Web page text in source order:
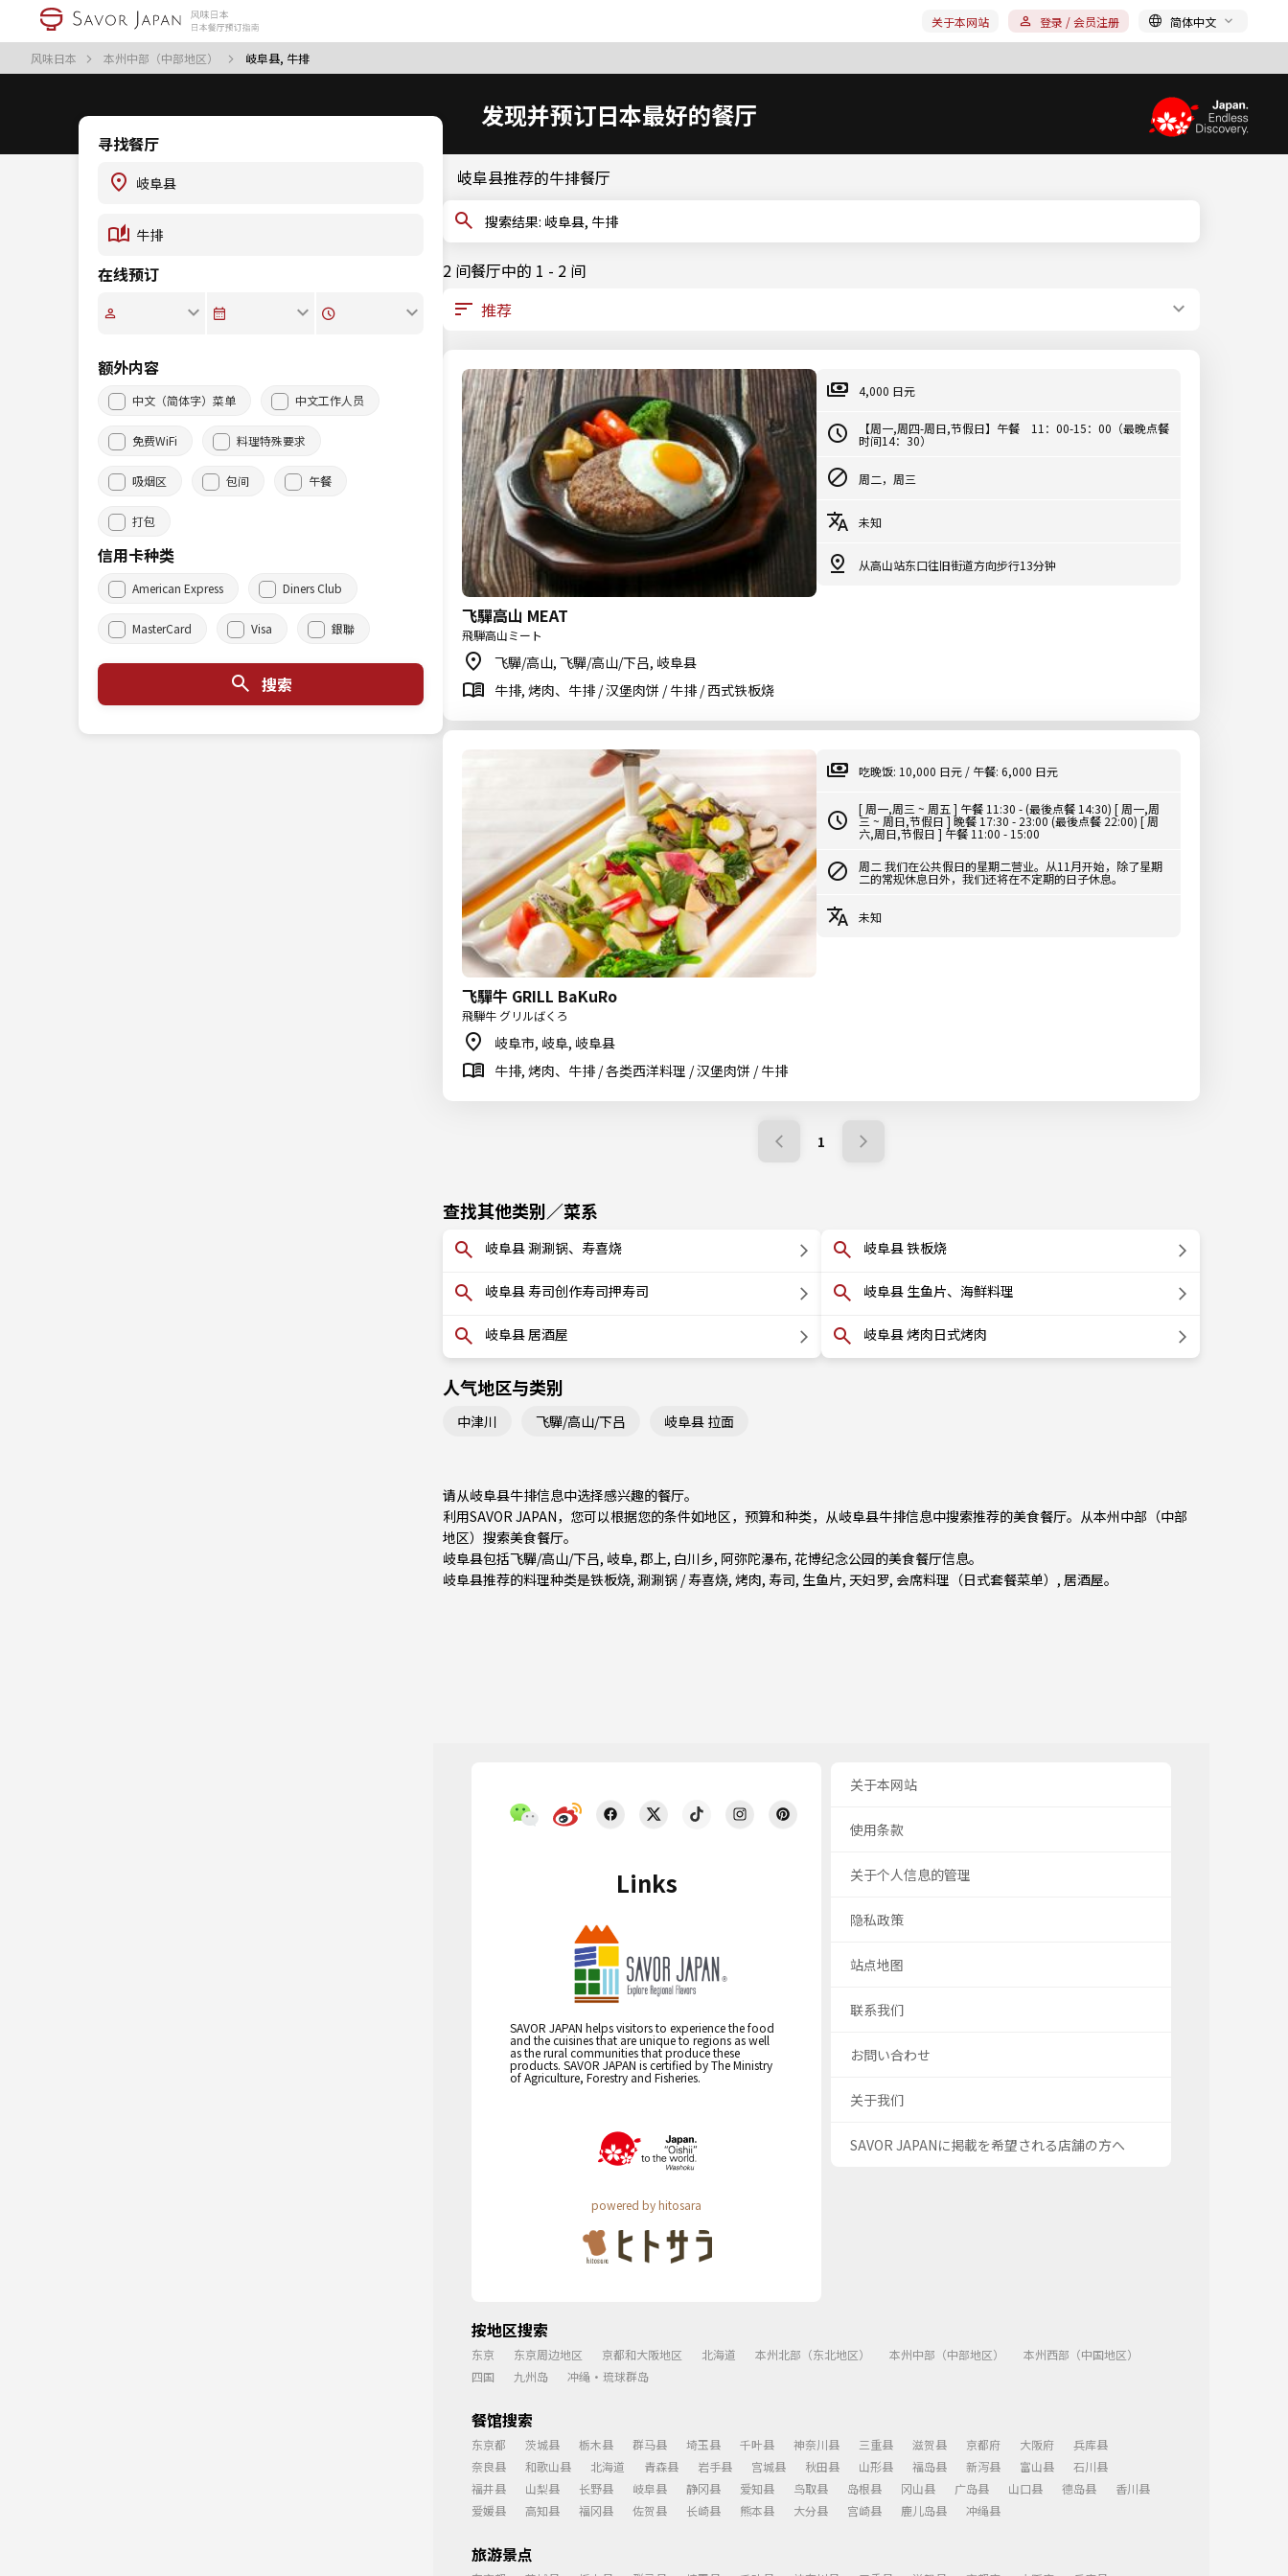
风味日本 本州中部（中部地区） 岐阜县, 牛排
关于本网站 登录 / 会员注册 简体中文
发现并预订日本最好的餐厅
寻找餐厅
在线预订
额外内容
中文（简体字）菜单 中文工作人员
免费WiFi 料理特殊要求
吸烟区 包间 午餐
打包
信用卡种类
American Express Diners Club
MasterCard Visa 銀聯
搜索
岐阜县推荐的牛排餐厅
搜索结果: 岐阜县, 牛排
2 间餐厅中的 1 - 2 间
飞驒高山 MEAT
飛騨高山ミート
飞驒/高山, 飞驒/高山/下吕, 岐阜县
牛排, 烤肉、牛排 / 汉堡肉饼 / 牛排 / 西式铁板烧
4,000 日元
【周一,周四-周日,节假日】午餐 11：00-15：00（最晚点餐
时间14：30）
周二，周三
未知
从高山站东口往旧街道方向步行13分钟
飞驒牛 GRILL BaKuRo
飛騨牛 グリルばくろ
岐阜市, 岐阜, 岐阜县
牛排, 烤肉、牛排 / 各类西洋料理 / 汉堡肉饼 / 牛排
吃晚饭: 10,000 日元 / 午餐: 6,000 日元
[ 周一,周三 ~ 周五 ] 午餐 11:30 - (最後点餐 14:30) [ 周一,周
三 ~ 周日,节假日 ] 晚餐 17:30 - 23:00 (最後点餐 22:00) [ 周
六,周日,节假日 ] 午餐 11:00 - 15:00
周二 我们在公共假日的星期二营业。从11月开始，除了星期
二的常规休息日外，我们还将在不定期的日子休息。
未知
1
查找其他类别／菜系
岐阜县 涮涮锅、寿喜烧
岐阜县 寿司创作寿司押寿司
岐阜县 居酒屋
岐阜县 铁板烧
岐阜县 生鱼片、海鲜料理
岐阜县 烤肉日式烤肉
人气地区与类别
中津川 飞驒/高山/下吕 岐阜县 拉面
请从岐阜县牛排信息中选择感兴趣的餐厅。
利用SAVOR JAPAN，您可以根据您的条件如地区，预算和种类，从岐阜县牛排信息中搜索推荐的美食餐厅。从本州中部（中部
地区） 搜索美食餐厅。
岐阜县包括飞驒/高山/下吕, 岐阜, 郡上, 白川乡, 阿弥陀瀑布, 花博纪念公园的美食餐厅信息。
岐阜县推荐的料理种类是铁板烧, 涮涮锅 / 寿喜烧, 烤肉, 寿司, 生鱼片, 天妇罗, 会席料理（日式套餐菜单） , 居酒屋。
Links
SAVOR JAPAN helps visitors to experience the food
and the cuisines that are unique to regions as well
as the rural communities that produce these
products. SAVOR JAPAN is certified by The Ministry
of Agriculture, Forestry and Fisheries.
powered by hitosara
关于本网站
使用条款
关于个人信息的管理
隐私政策
站点地图
联系我们
お問い合わせ
关于我们
SAVOR JAPANに掲載を希望される店舗の方へ
按地区搜索
东京 东京周边地区 京都和大阪地区 北海道 本州北部（东北地区） 本州中部（中部地区）
本州西部（中国地区）
四国
九州岛 冲绳・琉球群岛
餐馆搜索
东京都 茨城县 栃木县 群马县 埼玉县 千叶县 神奈川县 三重县 滋贺县 京都府 大阪府
兵库县
奈良县
和歌山县 北海道 青森县 岩手县 宫城县 秋田县 山形县 福岛县 新泻县 富山县
石川县
福井县
山梨县 长野县 岐阜县 静冈县 爱知县 鸟取县 岛根县 冈山县 广岛县 山口县 德岛县
香川县
爱媛县
高知县 福冈县 佐贺县 长崎县 熊本县 大分县 宫崎县 鹿儿岛县 冲绳县
旅游景点